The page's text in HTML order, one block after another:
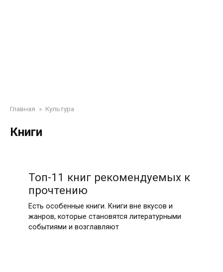
Главная » Культура
Книги
Топ-11 книг рекомендуемых к
прочтению
Есть особенные книги. Книги вне вкусов и
жанров, которые становятся литературными
событиями и возглавляют